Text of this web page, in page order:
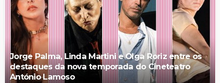
Jorge Palma, Linda Martini e Olga Roriz entre os
destaques da nova temporada do Cineteatro
António Lamoso